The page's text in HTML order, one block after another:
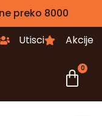
preko 8000
Utisci
Akcije
0